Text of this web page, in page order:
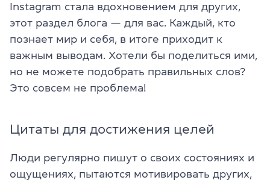
Instagram стала вдохновением для других,
этот раздел блога — для вас. Каждый, кто
познает мир и себя, в итоге приходит к
важным выводам. Хотели бы поделиться ими,
но не можете подобрать правильных слов?
Это совсем не проблема!
Цитаты для достижения целей
Люди регулярно пишут о своих состояниях и
ощущениях, пытаются мотивировать других,